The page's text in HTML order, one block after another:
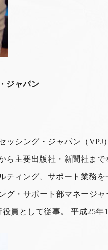
ジャパン
シング・ジャパン（VPJ
主要出版社・新聞社まで
ティング、サポート業務を
グ・サポート部マネージ
員として従事。 平成25年